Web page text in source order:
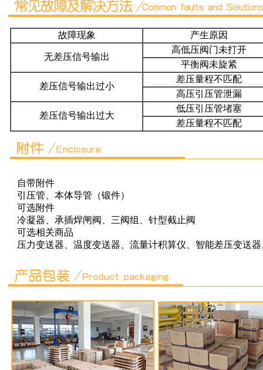
故障现象 产生原因
无差压信号输出
高低压阀门未打开
平衡阀未旋紧
差压信号输出过小
差压量程不匹配
高压引压管泄漏
差压信号输出过大
低压引压管堵塞
差压量程不匹配
自带附件
引压管、本体导管（锻件）
可选附件
冷凝器、承插焊闸阀、三阀组、针型截止阀
可选相关商品
压力变送器、温度变送器、流量计积算仪、智能差压变送器